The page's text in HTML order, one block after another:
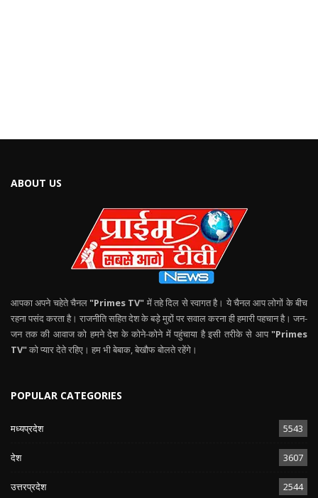
ABOUT US
आपका अपने चहेते चैनल "Primes TV" में तहे दिल से स्वागत है। ये चैनल आप लोगों के बीच
रहना पसंद करता है। राजनीति सहित देश के बड़े मुद्दों पर सवाल करना ही हमारी पहचान है। जन-
जन तक की आवाज को हमने देश के कोने-कोने में पहुंचाया है इसी तरीके से आप "Primes
TV"को प्यार देते रहिए। हम भी बेबाक, बेखौफ बोलते रहेंगे।
POPULAR CATEGORIES
मध्यप्रदेश 5543
देश 3607
उत्तरप्रदेश 2544